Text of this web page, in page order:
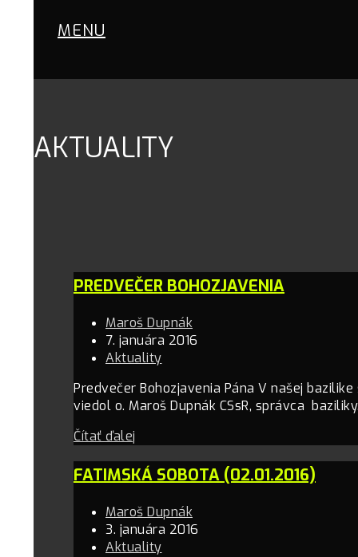
MENU
AKTUALITY
PREDVEČER BOHOZJAVENIA
Maroš Dupnák
7. januára 2016
Aktuality
Predvečer Bohozjavenia Pána V našej
viedol o. Maroš Dupnák CSsR, správca
Čítať ďalej
FATIMSKÁ SOBOTA (02.01.2016)
Maroš Dupnák
3. januára 2016
Aktuality